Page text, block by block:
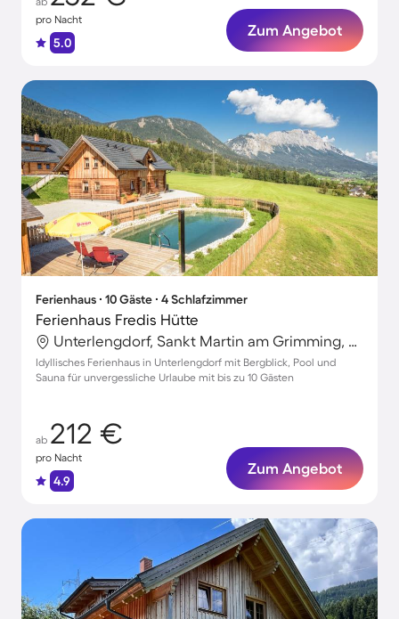
pro Nacht
5.0
Zum Angebot
Ferienhaus ∙ 10 Gäste ∙ 4 Schlafzimmer
Ferienhaus Fredis Hütte
Unterlengdorf, Sankt Martin am Grimming, Steiermark
Idyllisches Ferienhaus in Unterlengdorf mit Bergblick, Pool und
Sauna für unvergessliche Urlaube mit bis zu 10 Gästen
ab 212 €
pro Nacht
4.9
Zum Angebot